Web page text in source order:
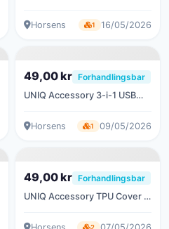
Horsens
1 16/05/2026
49,00 kr Forhandlingsbar
UNIQ Accessory 3-i-1 USB
Dataoverførselskabel
Horsens 1 09/05/2026
49,00 kr Forhandlingsbar
UNIQ Accessory TPU Cover til
2